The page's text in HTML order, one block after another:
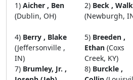
1) Aicher , Ben
(Dublin, OH)
2) Beck ,
(Newburgh,
4) Berry , Blake
(Jeffersonville ,
IN)
5) Breeden ,
Ethan (Coxs
Creek, KY)
7) Brumley, Jr. ,
8) Burckle ,